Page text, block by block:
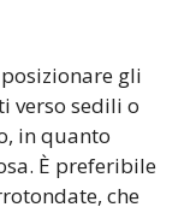
gli
verso sedili o
in quanto
È preferibile
che